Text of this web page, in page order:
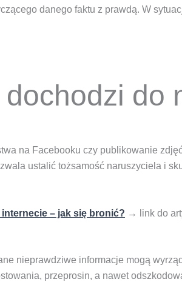
danego faktu z prawdą. W
do
na Facebooku czy publikowanie
ustalić tożsamość naruszyciela i
– jak się bronić? → link do
nieprawdziwe informacje mogą
przeprosin, a nawet